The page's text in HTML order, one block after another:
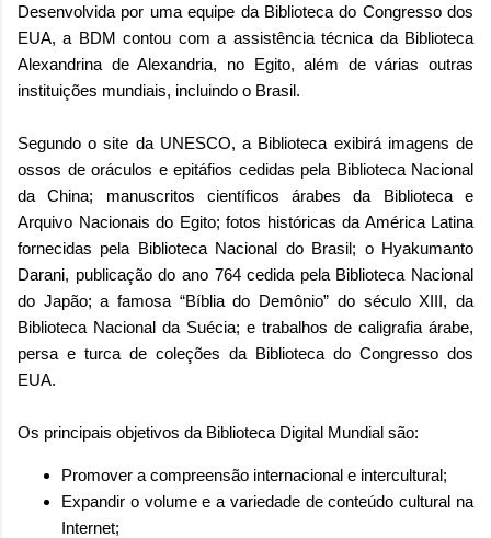
Desenvolvida por uma equipe da Biblioteca do Congresso dos
EUA, a BDM contou com a assistência técnica da Biblioteca
Alexandrina de Alexandria, no Egito, além de várias outras
instituições mundiais, incluindo o Brasil.
Segundo o site da UNESCO, a Biblioteca exibirá imagens de
ossos de oráculos e epitáfios cedidas pela Biblioteca Nacional
da China; manuscritos científicos árabes da Biblioteca e
Arquivo Nacionais do Egito; fotos históricas da América Latina
fornecidas pela Biblioteca Nacional do Brasil; o Hyakumanto
Darani, publicação do ano 764 cedida pela Biblioteca Nacional
do Japão; a famosa “Bíblia do Demônio” do século XIII, da
Biblioteca Nacional da Suécia; e trabalhos de caligrafia árabe,
persa e turca de coleções da Biblioteca do Congresso dos
EUA.
Os principais objetivos da Biblioteca Digital Mundial são:
Promover a compreensão internacional e intercultural;
Expandir o volume e a variedade de conteúdo cultural na
Internet;